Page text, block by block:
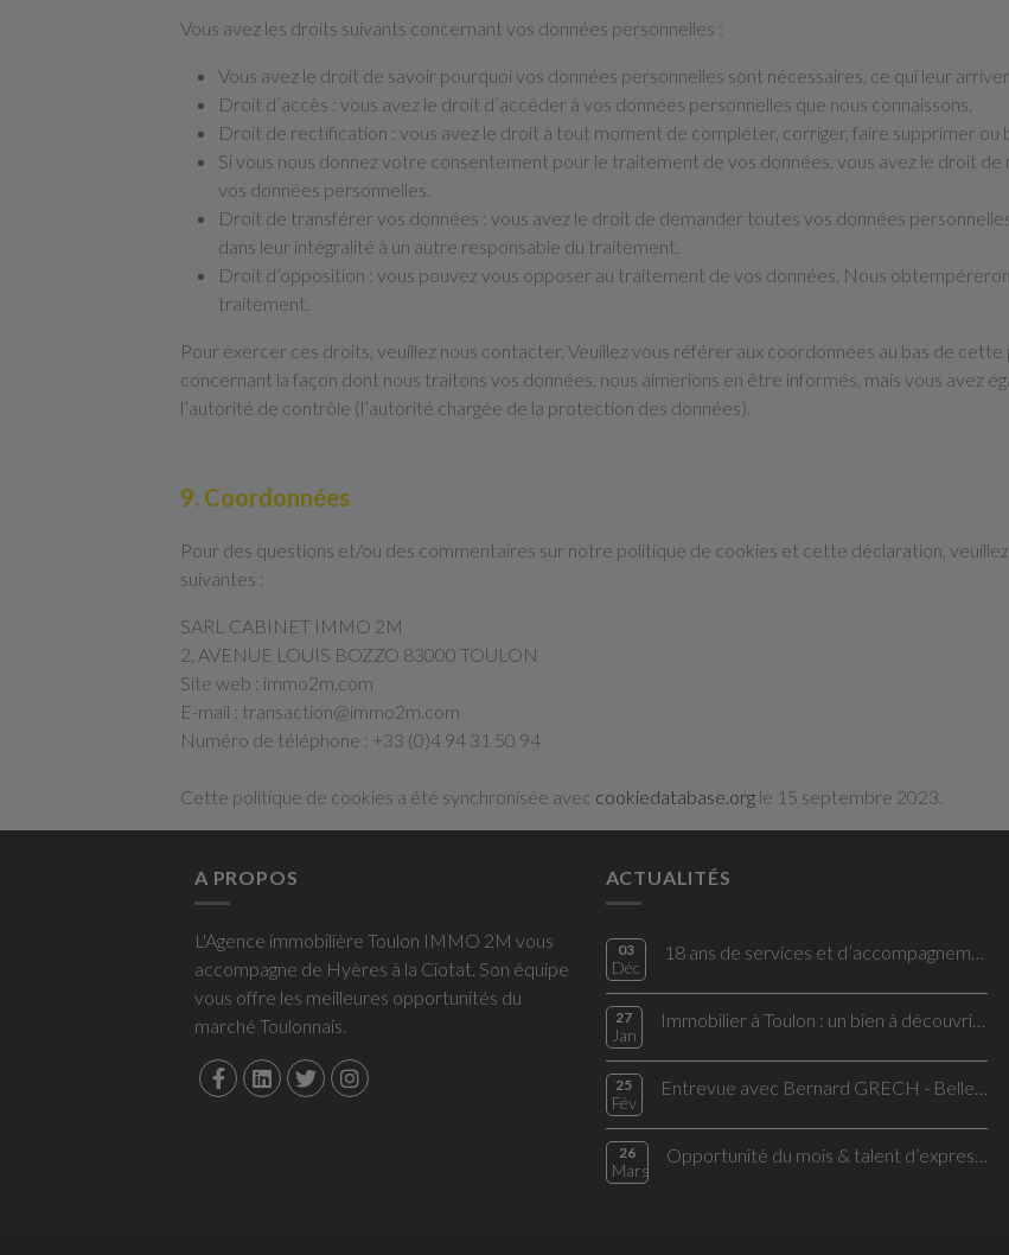
Vous avez les droits suivants concernant vos données personnelles :
Vous avez le droit de savoir pourquoi vos données personnelles sont nécessaires, ce qui leur
Droit d’accès : vous avez le droit d’accéder à vos données personnelles que nous connaissons.
Droit de rectification : vous avez le droit à tout moment de compléter, corriger, faire supprimer ou
Si vous nous donnez votre consentement pour le traitement de vos données, vous avez le droit
vos données personnelles.
Droit de transférer vos données : vous avez le droit de demander toutes vos données
dans leur intégralité à un autre responsable du traitement.
Droit d’opposition : vous pouvez vous opposer au traitement de vos données. Nous
traitement.
Pour exercer ces droits, veuillez nous contacter. Veuillez vous référer aux coordonnées au bas de
concernant la façon dont nous traitons vos données, nous aimerions en être informés, mais vous avez
l’autorité de contrôle (l’autorité chargée de la protection des données).
9. Coordonnées
Pour des questions et/ou des commentaires sur notre politique de cookies et cette déclaration,
suivantes :
SARL CABINET IMMO 2M
2, AVENUE LOUIS BOZZO 83000 TOULON
Site web : immo2m.com
E-mail : transaction@immo2m.com
Numéro de téléphone : +33 (0)4 94 31 50 94
Cette politique de cookies a été synchronisée avec cookiedatabase.org le 15 septembre 2023.
A PROPOS
L'Agence immobilière Toulon IMMO 2M vous
accompagne de Hyères à la Ciotat. Son équipe
vous offre les meilleures opportunités du
marché Toulonnais.
ACTUALITÉS
03
Déc
18 ans de services et d’accompagnement avec Cabinet IMMO2M !
27
Jan
Immobilier à Toulon : un bien à découvrir et un engagement humain signé Cabinet
25
Fév
Entrevue avec Bernard GRECH - Belle villa à saisir sur le bon coin
26
Mars
Opportunité du mois & talent d’expression : une synergie au service du cabinet IMMO2M